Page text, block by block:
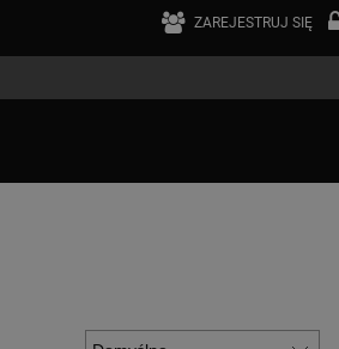
ZAREJESTRUJ SIĘ